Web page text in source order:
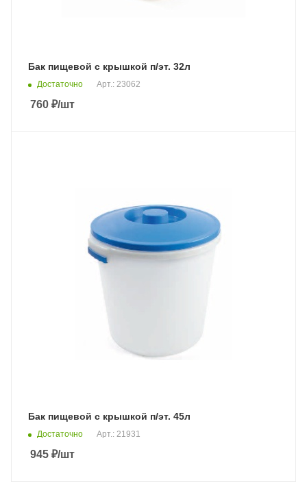
Бак пищевой с крышкой п/эт. 32л
Достаточно Арт.: 23062
760 ₽/шт
Бак пищевой с крышкой п/эт. 45л
Достаточно Арт.: 21931
945 ₽/шт